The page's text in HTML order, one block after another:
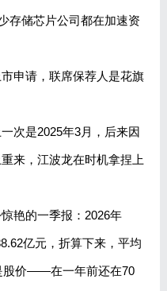
存储芯片公司都在加速资
申请，联席保荐人是花旗
次是2025年3月，后来因
来，江波龙在时机拿捏上
艳的一季报：2026年
亿元，折算下来，平均
股价——在一年前还在70